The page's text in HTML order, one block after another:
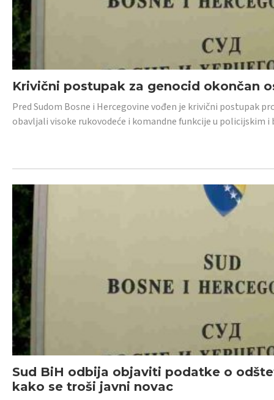
Krivični postupak za genocid okončan
Pred Sudom Bosne i Hercegovine vođen je krivični postupak
obavljali visoke rukovodeće i komandne funkcije u policijskim
Sud BiH odbija objaviti podatke o
kako se troši javni novac